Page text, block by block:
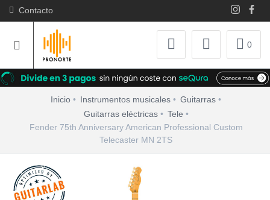
Contacto
0
Inicio Instrumentos musicales
Guitarras
Guitarras eléctricas
Tele
Fender 75th Anniversary American Professional Custom
Telecaster MN 2TS